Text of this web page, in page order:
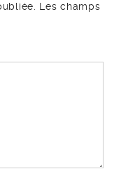
Les champs